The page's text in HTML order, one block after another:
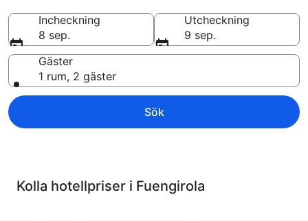
Incheckning
8 sep.
Utcheckning
9 sep.
Gäster
1 rum, 2 gäster
Sök
Kolla hotellpriser i Fuengirola